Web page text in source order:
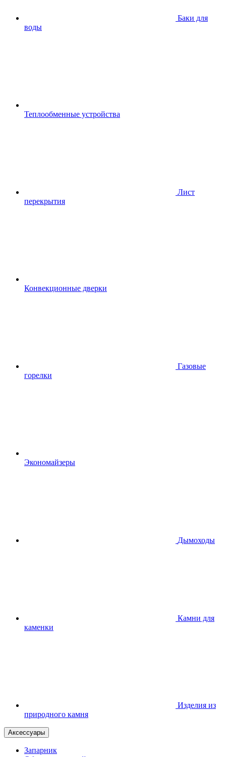
Баки для
воды
Теплообменные устройства
Лист
перекрытия
Конвекционные дверки
Газовые
горелки
Экономайзеры
Дымоходы
Камни для
каменки
Изделия из
природного камня
Аксессуары
Запарник